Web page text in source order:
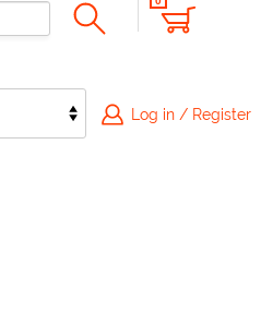
Log in / Register